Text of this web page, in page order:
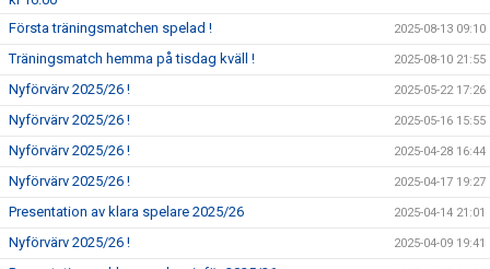
Första träningsmatchen spelad ! 2025-08-13 09:10
Träningsmatch hemma på tisdag kväll ! 2025-08-10 21:55
Nyförvärv 2025/26 ! 2025-05-22 17:26
Nyförvärv 2025/26 ! 2025-05-16 15:55
Nyförvärv 2025/26 ! 2025-04-28 16:44
Nyförvärv 2025/26 ! 2025-04-17 19:27
Presentation av klara spelare 2025/26 2025-04-14 21:01
Nyförvärv 2025/26 ! 2025-04-09 19:41